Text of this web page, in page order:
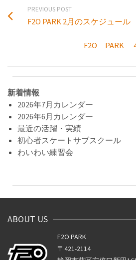
PREVIOUS POST
F2O PARK 2月のスケジュール
F2O PARK
新着情報
2026年7月カレンダー
2026年6月カレンダー
最近の活躍・実績
初心者スケートサブスクール
わいわい練習会
ABOUT US
F2O PARK
〒421-2114